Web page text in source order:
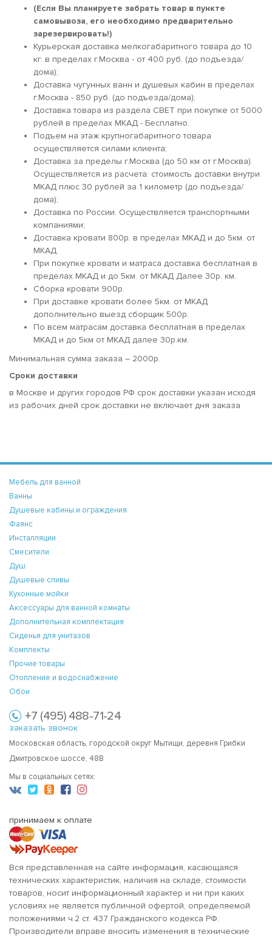
(Если Вы планируете забрать товар в пункте
самовывоза, его необходимо предварительно
зарезервировать!)
Курьерская доставка мелкогабаритного товара до 10
кг. в пределах г.Москва - от 400 руб. (до подъезда/
дома);
Доставка чугунных ванн и душевых кабин в пределах
г.Москва - 850 руб. (до подъезда/дома);
Доставка товара из раздела СВЕТ при покупке от 5000
рублей в пределах МКАД - Бесплатно.
Подъем на этаж крупногабаритного товара
осуществляется силами клиента;
Доставка за пределы г.Москва (до 50 км от г.Москва).
Осуществляется из расчета: стоимость доставки внутри
МКАД плюс 30 рублей за 1 километр (до подъезда/
дома);
Доставка по России. Осуществляется транспортными
компаниями;
Доставка кровати 800р. в пределах МКАД и до 5км. от
МКАД.
При покупке кровати и матраса доставка бесплатная в
пределах МКАД и до 5км. от МКАД Далее 30р. км.
Сборка кровати 900р.
При доставке кровати более 5км. от МКАД
дополнительно выезд сборщик 500р.
По всем матрасам доставка бесплатная в пределах
МКАД и до 5км от МКАД далее 30р.км.
Минимальная сумма заказа – 2000р.
Сроки доставки
в Москве и других городов РФ срок доставки указан исходя
из рабочих дней срок доставки не включает дня заказа
Мебель для ванной
Ванны
Душевые кабины и ограждения
Фаянс
Инсталляции
Смесители
Душ
Душевые сливы
Кухонные мойки
Аксессуары для ванной комнаты
Дополнительная комплектация
Сиденья для унитазов
Комплекты
Прочие товары
Отопление и водоснабжение
Обои
+7 (495) 488-71-24
заказать звонок
Московская область, городской округ Мытищи, деревня Грибки
Дмитровское шоссе, 48В
Мы в социальных сетях:
принимаем к оплате
Вся представленная на сайте информация, касающаяся
технических характеристик, наличия на складе, стоимости
товаров, носит информационный характер и ни при каких
условиях не является публичной офертой, определяемой
положениями ч.2 ст. 437 Гражданского кодекса РФ.
Производители вправе вносить изменения в технические